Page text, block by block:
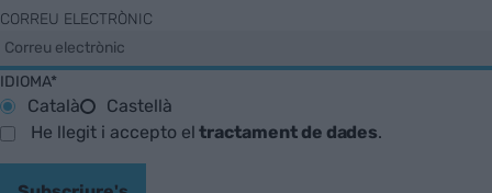
CORREU ELECTRÒNIC
IDIOMA*
Català
Castellà
He llegit i accepto eltractament de dades.